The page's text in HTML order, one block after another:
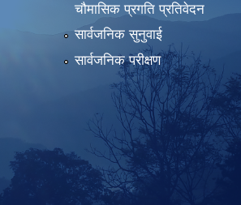
चौमासिक प्रगति प्रतिवेदन
सार्वजनिक सुनुवाई
सार्वजनिक परीक्षण